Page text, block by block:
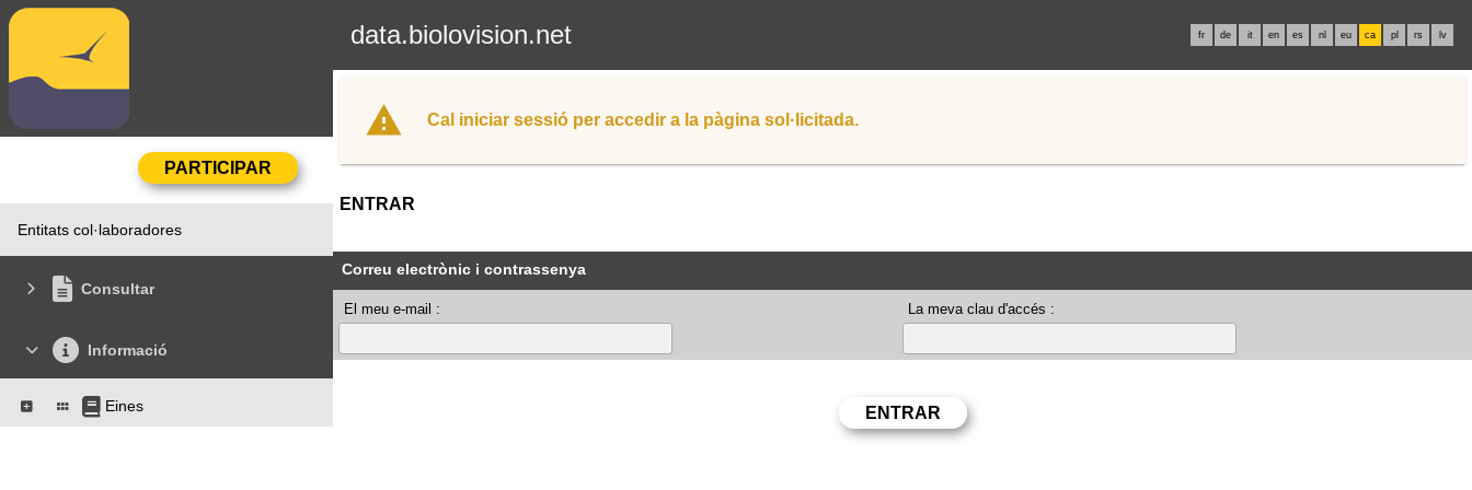
data.biolovision.net fr de it en es nl eu ca pl rs lv
Entitats col·laboradores
Consultar
Informació
Eines
Cal iniciar sessió per accedir a la pàgina sol·licitada.
ENTRAR
Correu electrònic i contrassenya
El meu e-mail : La meva clau d'accés :